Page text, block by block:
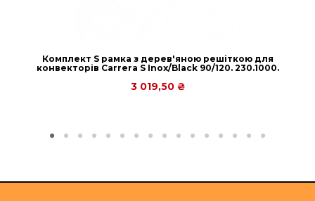
Комплект S рамка з дерев'яною решіткою для
конвекторів Carrera S Inox/Black 90/120. 230.1000.
3 019,50 ₴